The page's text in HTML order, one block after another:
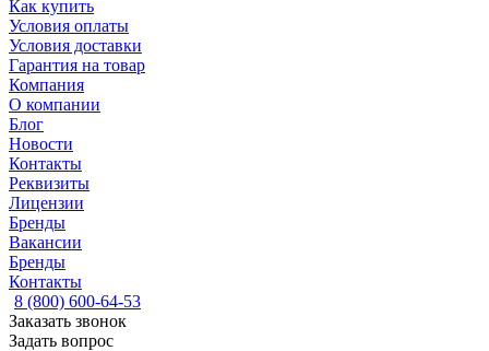
Как купить
Условия оплаты
Условия доставки
Гарантия на товар
Компания
О компании
Блог
Новости
Контакты
Реквизиты
Лицензии
Бренды
Вакансии
Бренды
Контакты
8 (800) 600-64-53
Заказать звонок
Задать вопрос